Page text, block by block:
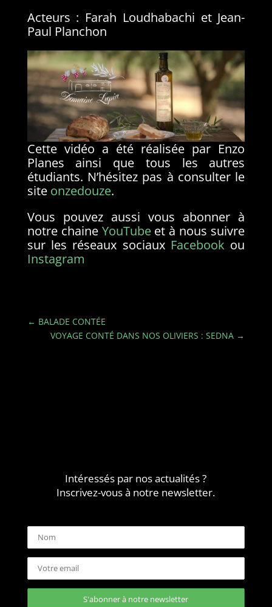
Acteurs : Farah Loudhabachi et Jean-
Paul Planchon
Cette vidéo a été réalisée par Enzo
Planes ainsi que tous les autres
étudiants. N’hésitez pas à consulter le
site onzedouze.
Vous pouvez aussi vous abonner à
notre chaine YouTubeet à nous suivre
sur les réseaux sociaux Facebook ou
Instagram
← BALADE CONTÉE
VOYAGE CONTÉ DANS NOS OLIVIERS : SEDNA →
Intéressés par nos actualités ?
Inscrivez-vous à notre newsletter.